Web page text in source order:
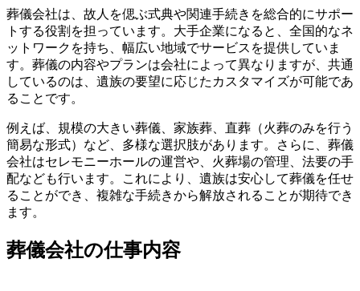
葬儀会社は、故人を偲ぶ式典や関連手続きを総合的にサポー
トする役割を担っています。大手企業になると、全国的なネ
ットワークを持ち、幅広い地域でサービスを提供していま
す。葬儀の内容やプランは会社によって異なりますが、共通
しているのは、遺族の要望に応じたカスタマイズが可能であ
ることです。
例えば、規模の大きい葬儀、家族葬、直葬（火葬のみを行う
簡易な形式）など、多様な選択肢があります。さらに、葬儀
会社はセレモニーホールの運営や、火葬場の管理、法要の手
配なども行います。これにより、遺族は安心して葬儀を任せ
ることができ、複雑な手続きから解放されることが期待でき
ます。
葬儀会社の仕事内容